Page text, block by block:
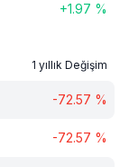
+1.97 %
1 yıllık Değişim
-72.57 %
-72.57 %